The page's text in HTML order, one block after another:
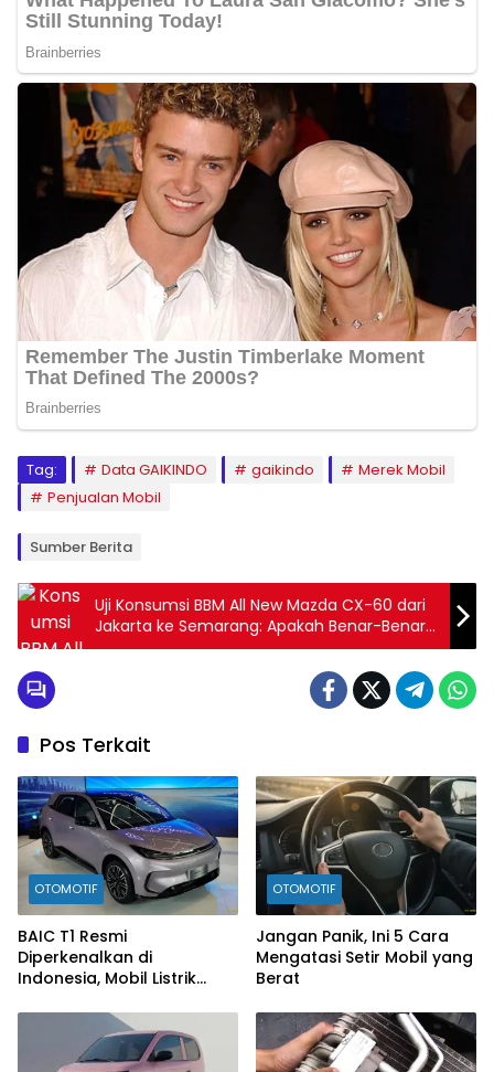
Tag: Data GAIKINDO gaikindo
Merek Mobil
Penjualan Mobil
Sumber Berita
Uji Konsumsi BBM All New Mazda CX-60 dari
Jakarta ke Semarang: Apakah Benar-Benar
Irit?
Pos Terkait
OTOMOTIF
BAIC T1 Resmi
Diperkenalkan di
Indonesia, Mobil Listrik
Ramaikan Pasar EV
OTOMOTIF
Jangan Panik, Ini 5 Cara
Mengatasi Setir Mobil yang
Berat